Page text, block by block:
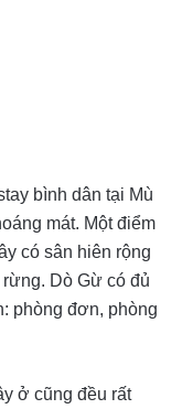
bình dân tại Mù
mát. Một điểm
có sân hiên rộng
Dò Gừ có đủ
phòng đơn, phòng
ở cũng đều rất